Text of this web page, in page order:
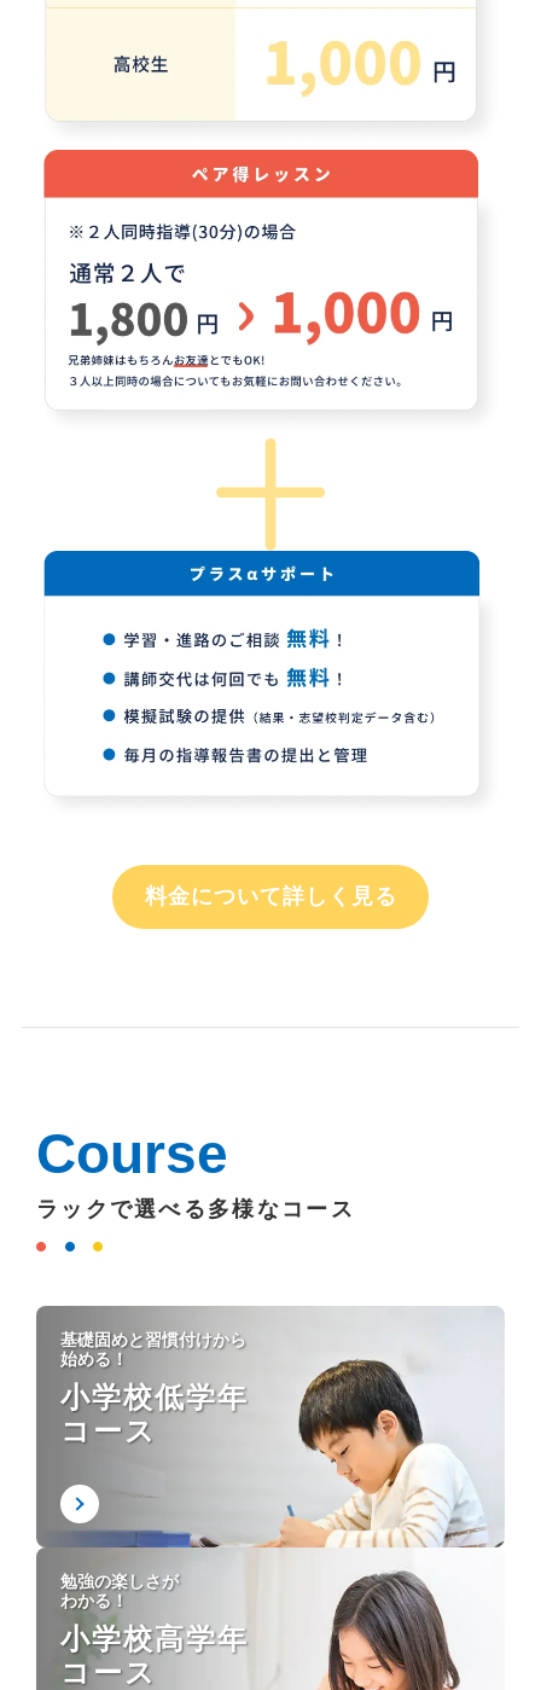
料金について詳しく見る
Course
ラックで選べる多様なコース
基礎固めと習慣付けから
始める！
小学校低学年
コース
勉強の楽しさが
わかる！
小学校高学年
コース